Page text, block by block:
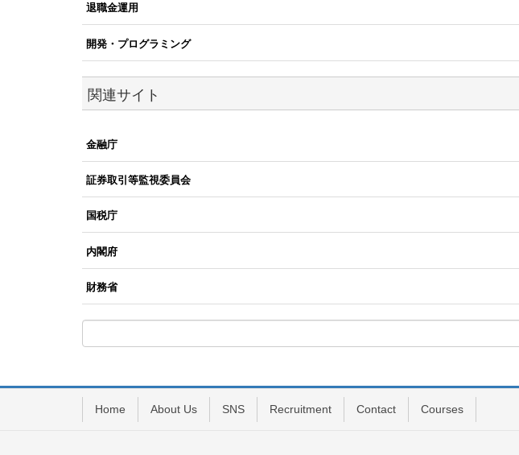
退職金運用
開発・プログラミング
関連サイト
金融庁
証券取引等監視委員会
国税庁
内閣府
財務省
Home About Us SNS Recruitment Contact Courses